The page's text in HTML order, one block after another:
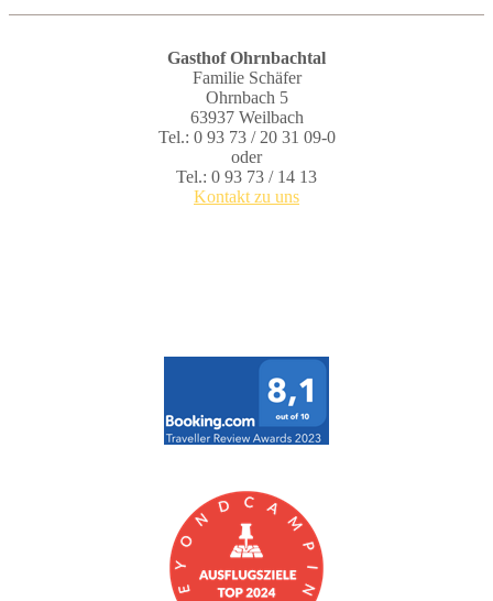
Gasthof Ohrnbachtal
Familie Schäfer
Ohrnbach 5
63937 Weilbach
Tel.: 0 93 73 / 20 31 09-0
oder
Tel.: 0 93 73 / 14 13
Kontakt zu uns